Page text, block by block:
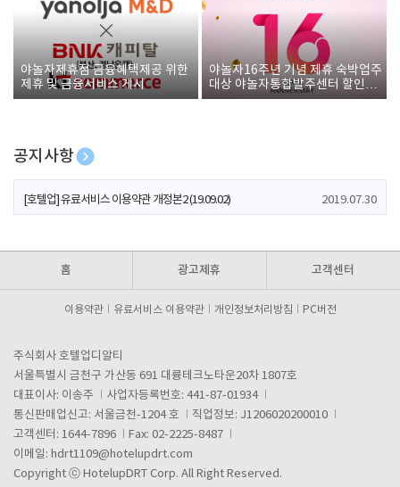
야놀자제휴점 금융혜택제공 위한
제휴 및 금융서비스 게시
야놀자16주년 기념 제휴 숙박업주
대상 야놀자통합발주센터 할인쿠
폰 증정
공지사항
[호텔업] 개인정보 처리방침 개정본1 (19.09.02)
[호텔업] 유료서비스 이용약관 개정본2 (19.09.02) 2019.07.30
홈 광고제휴 고객센터
이용약관 유료서비스 이용약관 개인정보처리방침 PC버전
주식회사 호텔업디알티
서울특별시 금천구 가산동 691 대륭테크노타운20차 1807호
대표이사: 이송주
사업자등록번호: 441-87-01934
통신판매업신고: 서울금천-1204 호
직업정보: J1206020200010
고객센터: 1644-7896
Fax: 02-2225-8487
이메일: hdrt1109@hotelupdrt.com
Copyright ⓒ HotelupDRT Corp. All Right Reserved.